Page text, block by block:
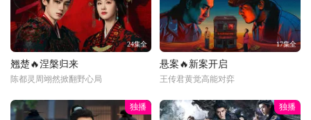
24集全
翘楚🔥涅槃归来
陈都灵周翊然掀翻野心局
17集全
悬案🔥新案开启
王传君黄觉高能对弈
独播 独播